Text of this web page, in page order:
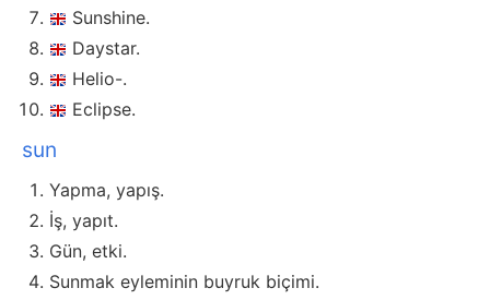
Sunshine.
Daystar.
Helio-.
Eclipse.
sun
Yapma, yapış.
İş, yapıt.
Gün, etki.
Sunmak eyleminin buyruk biçimi.